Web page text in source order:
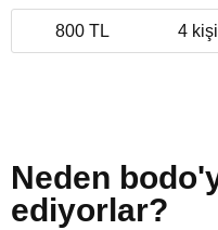
800 TL 4 kişi
Neden
ediyorlar?